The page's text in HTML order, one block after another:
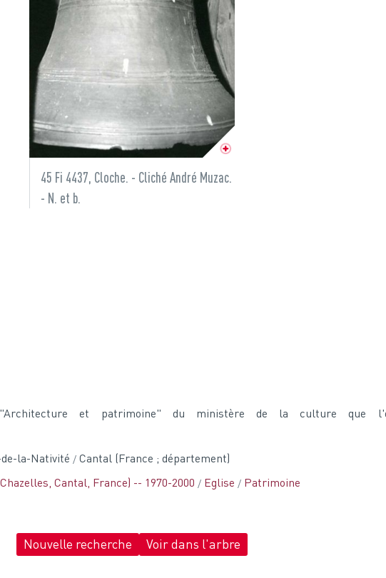
45 Fi 4437, Cloche. - Cliché André Muzac.
- N. et b.
et patrimoine" du ministère de la culture que
la-Nativité Cantal (France ; département)
Cantal, France) -- 1970-2000 Eglise Patrimoine
Nouvelle recherche Voir dans l'arbre